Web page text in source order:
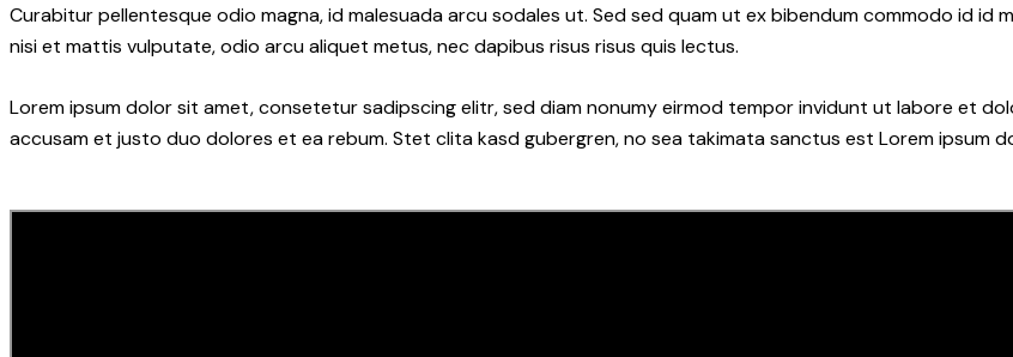
Curabitur pellentesque odio magna, id malesuada arcu sodales ut. Sed sed quam ut ex bibendum commodo id id
nisi et mattis vulputate, odio arcu aliquet metus, nec dapibus risus risus quis lectus.
Lorem ipsum dolor sit amet, consetetur sadipscing elitr, sed diam nonumy eirmod tempor invidunt ut labore et
accusam et justo duo dolores et ea rebum. Stet clita kasd gubergren, no sea takimata sanctus est Lorem ipsum